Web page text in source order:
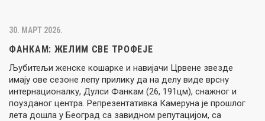
30. МАРТ 2026.
ФАНКАМ: ЖЕЛИМ СВЕ ТРОФЕЈЕ
Љубитељи женске кошарке и навијачи Црвене звезде
имају ове сезоне лепу прилику да на делу виде врсну
интернационалку, Дулси Фанкам (26, 191цм), снажног и
поузданог центра. Репрезентативка Камеруна је прошлог
лета дошла у Београд са завидном репутацијом, са